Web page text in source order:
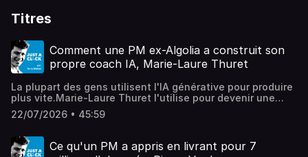
Titres
Comment une PM ex-Algolia a construit son
propre coach IA, Marie-Laure Thuret
La plupart des gens utilisent l'IA générative pour produire
plus vite.Marie-Laure Thuret l'utilise pour devenir une
meilleure PM.Automatiser une tâche, c'est gagner du
temps en one-shot.Progresser dans sa pratique, c'est en
que j'ai eu le plaisir de recevoir Marie-Laure, ingénieure
devenue PM sur le podcast.Marie-Laure a vécu la
22/07/2026 • 45:59
Ce qu'un PM a appris en livrant pour 7